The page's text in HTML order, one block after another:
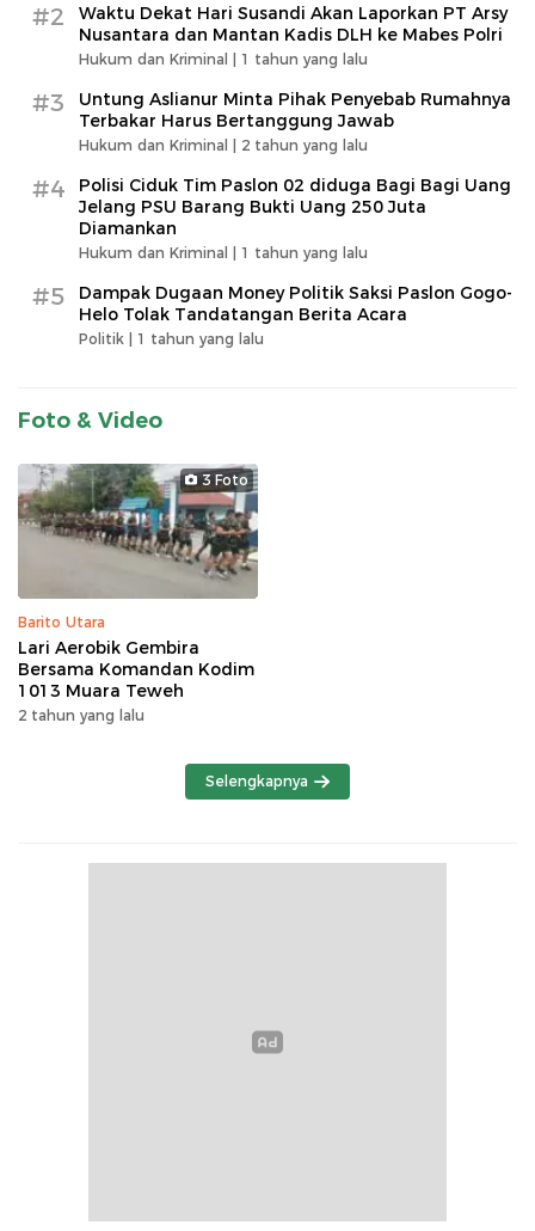
#2
Waktu Dekat Hari Susandi Akan Laporkan PT Arsy
Nusantara dan Mantan Kadis DLH ke Mabes Polri
Hukum dan Kriminal | 1 tahun yang lalu
#3
Untung Aslianur Minta Pihak Penyebab Rumahnya
Terbakar Harus Bertanggung Jawab
Hukum dan Kriminal | 2 tahun yang lalu
#4
Polisi Ciduk Tim Paslon 02 diduga Bagi Bagi Uang
Jelang PSU Barang Bukti Uang 250 Juta
Diamankan
Hukum dan Kriminal | 1 tahun yang lalu
#5
Dampak Dugaan Money Politik Saksi Paslon Gogo-
Helo Tolak Tandatangan Berita Acara
Politik | 1 tahun yang lalu
Foto & Video
3 Foto
Barito Utara
Lari Aerobik Gembira
Bersama Komandan Kodim
1013 Muara Teweh
2 tahun yang lalu
Selengkapnya